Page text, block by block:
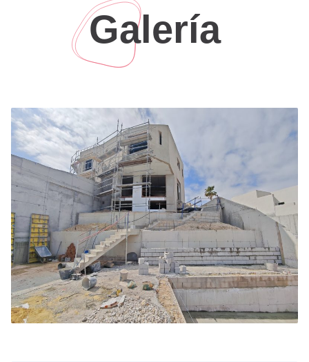
una edificación exenta que se mimetiza con la
serenidad del paisaje.
Aunque el conjunto mantenga una lectura visual
geografía del terreno, conectando sus plantas a
través de un núcleo funcional de ascensor y
escalera. La Vivienda A organiza su programa en
dos alturas sobre rasante y un semisótano diáfano
destinado a trastero. En su planta baja se desarrolla
una fluida zona de día que unifica salón, comedor y
cocina, abriéndose en su fachada este hacia las
terrazas y el área de la piscina. La planta primera
se reserva para el descanso, destacando un
dormitorio principal concebido como una sugerente
Galería